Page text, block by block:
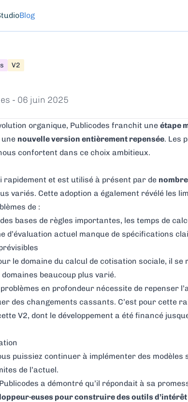
Blog
V2
- 06 juin 2025
organique, Publicodes franchit une étape
nouvelle version entièrement repensée. Les
confortent dans ce choix ambitieux.
rapidement et est utilisé à présent par de
variés. Cette adoption a également révélé les
de :
bases de règles importantes, les temps de
d’évaluation actuel manque de spécifications
le domaine du calcul de cotisation sociale, il
beaucoup plus varié.
en profondeur nécessite de repenser
des changements cassants. C’est pour cette
V2, dont le développement a été financé
puissiez continuer à implémenter des
de l’actuel.
a démontré qu’il répondait à sa
pour construire des outils